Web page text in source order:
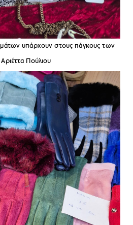
υπάρχουν στους πάγκους των
Πούλιου